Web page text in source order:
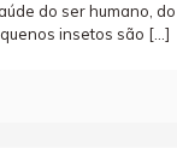
do ser humano,
insetos são […]